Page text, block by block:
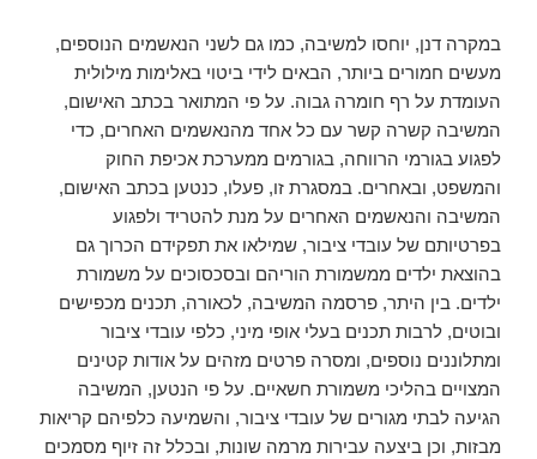
במקרה דנן, יוחסו למשיבה, כמו גם לשני הנאשמים הנוספים,
מעשים חמורים ביותר, הבאים לידי ביטוי באלימות מילולית
העומדת על רף חומרה גבוה. על פי המתואר בכתב האישום,
המשיבה קשרה קשר עם כל אחד מהנאשמים האחרים, כדי
לפגוע בגורמי הרווחה, בגורמים ממערכת אכיפת החוק
והמשפט, ובאחרים. במסגרת זו, פעלו, כנטען בכתב האישום,
המשיבה והנאשמים האחרים על מנת להטריד ולפגוע
בפרטיותם של עובדי ציבור, שמילאו את תפקידם הכרוך גם
בהוצאת ילדים ממשמורת הוריהם ובסכסוכים על משמורת
ילדים. בין היתר, פרסמה המשיבה, לכאורה, תכנים מכפישים
ובוטים, לרבות תכנים בעלי אופי מיני, כלפי עובדי ציבור
ומתלוננים נוספים, ומסרה פרטים מזהים על אודות קטינים
המצויים בהליכי משמורת חשאיים. על פי הנטען, המשיבה
הגיעה לבתי מגורים של עובדי ציבור, והשמיעה כלפיהם קריאות
מבזות, וכן ביצעה עבירות מרמה שונות, ובכלל זה זיוף מסמכים